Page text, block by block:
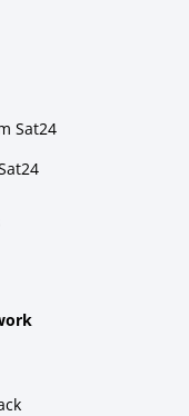
Sat24